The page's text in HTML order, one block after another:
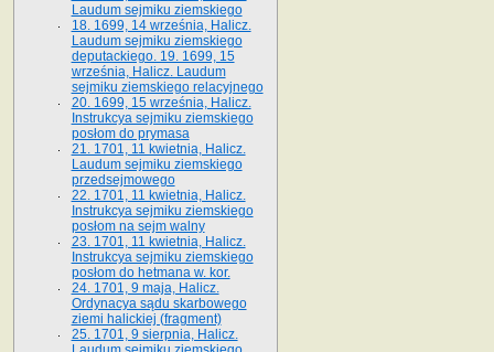
Laudum sejmiku ziemskiego
18. 1699, 14 września, Halicz.
Laudum sejmiku ziemskiego
deputackiego. 19. 1699, 15
września, Halicz. Laudum
sejmiku ziemskiego relacyjnego
20. 1699, 15 września, Halicz.
Instrukcya sejmiku ziemskiego
posłom do prymasa
21. 1701, 11 kwietnia, Halicz.
Laudum sejmiku ziemskiego
przedsejmowego
22. 1701, 11 kwietnia, Halicz.
Instrukcya sejmiku ziemskiego
posłom na sejm walny
23. 1701, 11 kwietnia, Halicz.
Instrukcya sejmiku ziemskiego
posłom do hetmana w. kor.
24. 1701, 9 maja, Halicz.
Ordynacya sądu skarbowego
ziemi halickiej (fragment)
25. 1701, 9 sierpnia, Halicz.